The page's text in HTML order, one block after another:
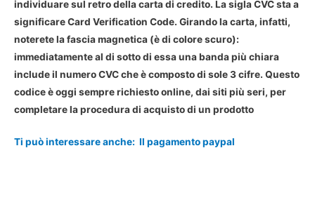
individuare sul retro della carta di credito. La siglaCVCsta a
significare Card Verification Code. Girando la carta, infatti,
noterete la fascia magnetica (è di colore scuro):
immediatamente al di sotto di essa una banda più chiara
include il numero CVC che è composto di sole 3 cifre. Questo
codice è oggi sempre richiesto online, dai siti più seri, per
completare la procedura di acquisto di un prodotto
Ti può interessare anche: Il pagamento paypal